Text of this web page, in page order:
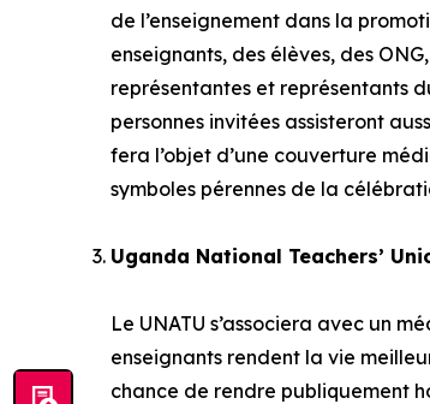
de l’enseignement dans la
enseignants, des élèves, des
représentantes et représentants
personnes invitées assisteront
fera l’objet d’une couverture
symboles pérennes de la
Uganda National Teachers’
Le UNATU s’associera avec un
enseignants rendent la vie
chance de rendre publiquement